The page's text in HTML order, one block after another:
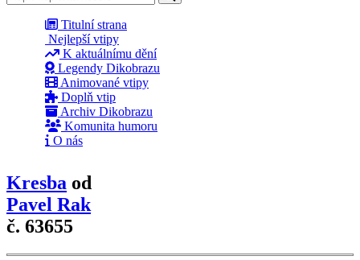
Titulní strana
Nejlepší vtipy
K aktuálnímu dění
Legendy Dikobrazu
Animované vtipy
Doplň vtip
Archiv Dikobrazu
Komunita humoru
O nás
Kresba od
Pavel Rak
č. 63655